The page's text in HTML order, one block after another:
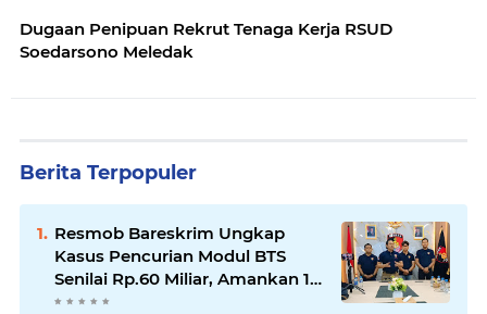
Dugaan Penipuan Rekrut Tenaga Kerja RSUD
Soedarsono Meledak
Berita Terpopuler
Resmob Bareskrim Ungkap
Kasus Pencurian Modul BTS
Senilai Rp.60 Miliar, Amankan 12
Tersangka